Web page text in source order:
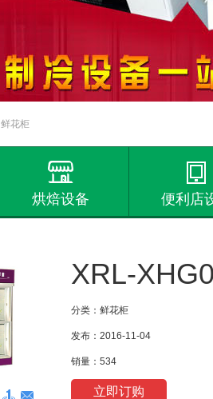
鲜花柜
烘焙设备 便利店
XRL-
分类：鲜花柜
发布：2016-11-04
销量：534
立即订购